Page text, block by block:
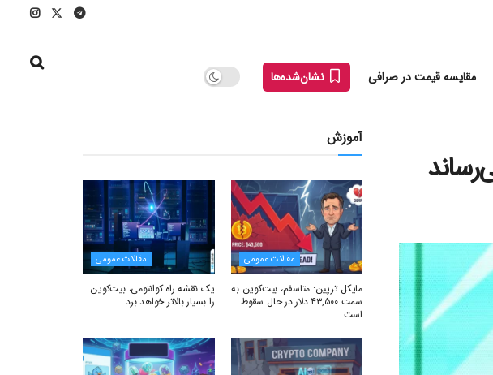
مقایسه قیمت در صرافی نشان‌شده‌ها
آموزش
مقالات عمومی
مایکل ترپین: متاسفم، بیت‌کوین به
سمت ۴۳,۵۰۰ دلار در حال سقوط
است
مقالات عمومی
یک نقشه راه کوانتومی، بیت‌کوین
را بسیار بالاتر خواهد برد